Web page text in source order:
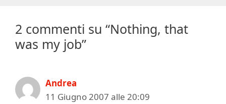
2 commenti su “Nothing, that
was my job”
Andrea
11 Giugno 2007 alle 20:09